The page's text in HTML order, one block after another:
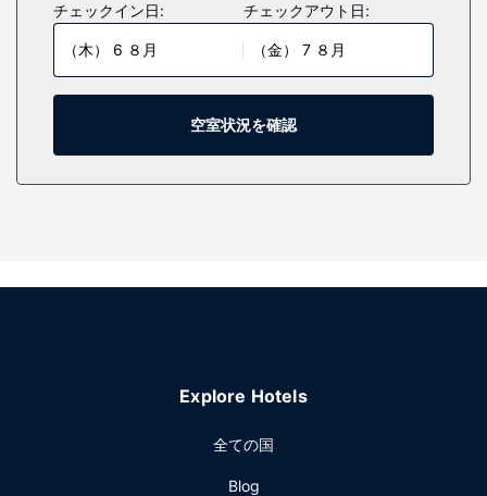
部屋
全 90 室ある客室には、冷蔵庫、コンロなどの備わったキッ
チンがあり、ゆったりおくつろぎいただけます。薄型テレビ
でケーブルの番組をご覧いただけるほか、WiFi (無料)なども
ご利用いただけます。セーフティボックス、デスクの他に、
市内通話 (無料)付きの電話をご利用いただけます。
施設
スタイルホテルでは、テレビ (共用エリア)、自動販売機をご
軽食を楽しめます。アパートスタイルホテルでは、ルームサ
トを平日の 6:00 ～ 13:00 までお召し上がりいただけます
チェックイン日:
（木） 6 ８月
チェックアウト日:
（金） 7 ８月
空室状況を確認
Explore Hotels
全ての国
Blog